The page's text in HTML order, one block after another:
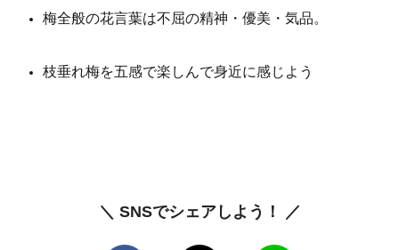
梅全般の花言葉は不屈の精神・優美・気品。
枝垂れ梅を五感で楽しんで身近に感じよう
＼ SNSでシェアしよう！ ／